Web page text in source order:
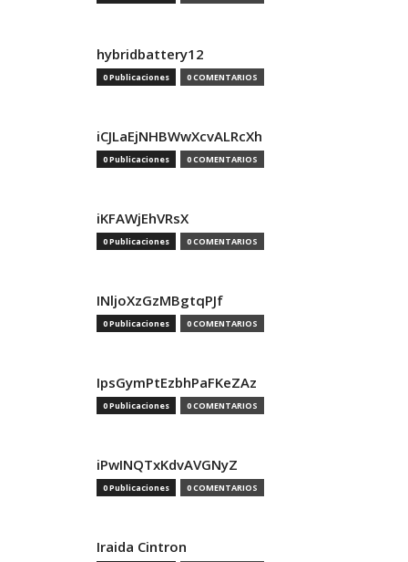
hybridbattery12
0 Publicaciones 0 COMENTARIOS
iCJLaEjNHBWwXcvALRcXh
0 Publicaciones 0 COMENTARIOS
iKFAWjEhVRsX
0 Publicaciones 0 COMENTARIOS
INljoXzGzMBgtqPJf
0 Publicaciones 0 COMENTARIOS
IpsGymPtEzbhPaFKeZAz
0 Publicaciones 0 COMENTARIOS
iPwINQTxKdvAVGNyZ
0 Publicaciones 0 COMENTARIOS
Iraida Cintron